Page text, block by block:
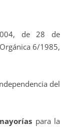
de 28 de
6/1985,
del
para la